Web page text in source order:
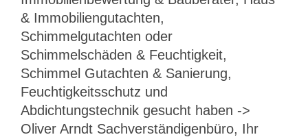
& Immobiliengutachten,
Schimmelgutachten oder
Schimmelschäden & Feuchtigkeit,
Schimmel Gutachten & Sanierung,
Feuchtigkeitsschutz und
Abdichtungstechnik gesucht haben ->
Oliver Arndt Sachverständigenbüro, Ihr